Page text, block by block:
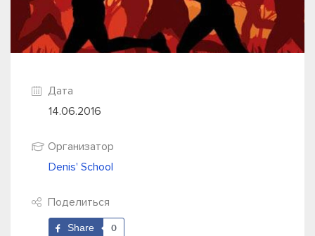
Дата
14.06.2016
Организатор
Denis' School
Поделиться
Share 0